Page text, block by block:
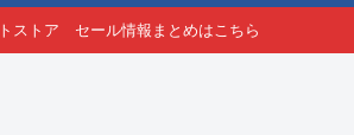
ストア セール情報まとめはこちら